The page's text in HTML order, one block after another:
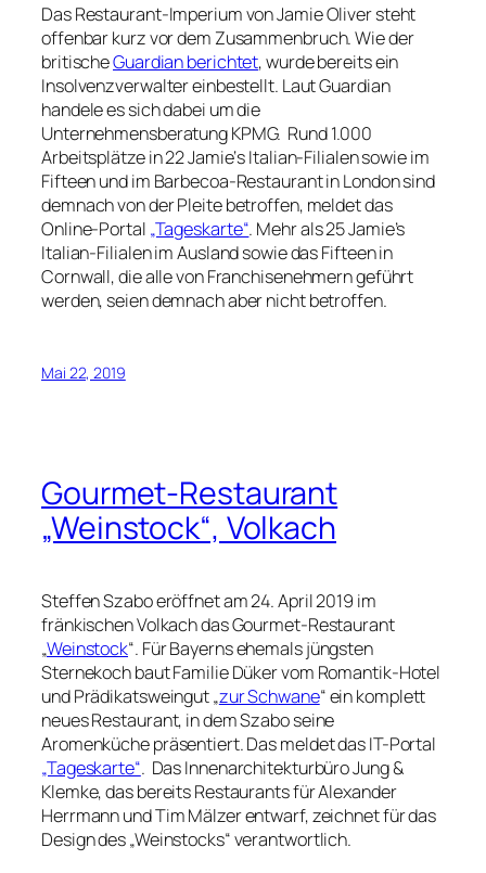
Das Restaurant-Imperium von Jamie Oliver steht
offenbar kurz vor dem Zusammenbruch. Wie der
britischeGuardian berichtet, wurde bereits ein
Insolvenzverwalter einbestellt. Laut Guardian
handele es sich dabei um die
Unternehmensberatung KPMG. Rund 1.000
Arbeitsplätze in 22 Jamie‘s Italian-Filialen sowie im
Fifteen und im Barbecoa-Restaurant in London sind
demnach von der Pleite betroffen, meldet das
Online-Portal „Tageskarte“. Mehr als 25 Jamie’s
Italian-Filialen im Ausland sowie das Fifteen in
Cornwall, die alle von Franchisenehmern geführt
werden, seien demnach aber nicht betroffen.
Mai 22, 2019
Gourmet-Restaurant
„Weinstock“, Volkach
Steffen Szabo eröffnet am 24. April 2019 im
fränkischen Volkach das Gourmet-Restaurant
„Weinstock“. Für Bayerns ehemals jüngsten
Sternekoch baut Familie Düker vom Romantik-Hotel
und Prädikatsweingut „zur Schwane“ ein komplett
neues Restaurant, in dem Szabo seine
Aromenküche präsentiert. Das meldet das IT-Portal
„Tageskarte“. Das Innenarchitekturbüro Jung &
Klemke, das bereits Restaurants für Alexander
Herrmann und Tim Mälzer entwarf, zeichnet für das
Design des „Weinstocks“ verantwortlich.